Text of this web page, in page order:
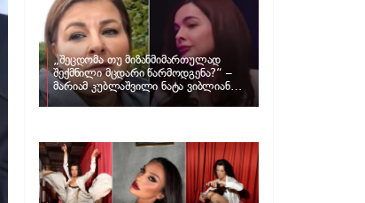
„შეცდომა თუ მიზანმიმართულად
შექმნილი მცდარი წარმოდგენა?“ –
მარიამ კუბლაშვილი ნატა ვიბლიანის
საქმეზე ვიდეომიმართვას ავრცელებს